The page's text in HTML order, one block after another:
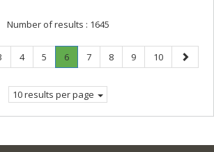
Number of results : 1645
Page
4 Page
5 Page
6.
Current
Page
7 Page
8 Page
9 Page
10
Next
page
10 results per page